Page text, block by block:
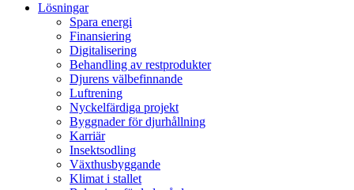
Lösningar
Spara energi
Finansiering
Digitalisering
Behandling av restprodukter
Djurens välbefinnande
Luftrening
Nyckelfärdiga projekt
Byggnader för djurhållning
Karriär
Insektsodling
Växthusbyggande
Klimat i stallet